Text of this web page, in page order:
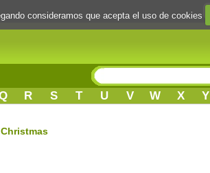
R S T U V W X Y
consideramos que acepta el uso de cookies